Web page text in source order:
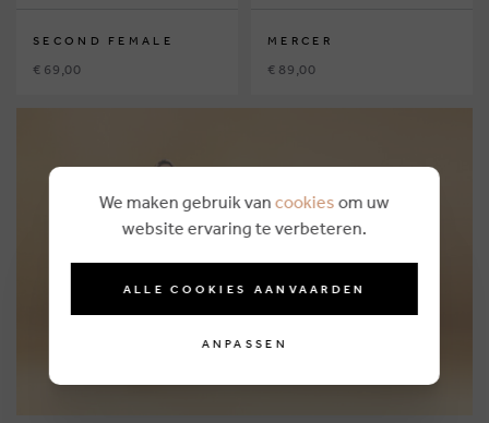
SECOND FEMALE
€ 69,00
MERCER
€ 89,00
Personal shopping
MORE INFO
We maken gebruik van cookies om uw
website ervaring te verbeteren.
ALLE COOKIES AANVAARDEN
ANPASSEN